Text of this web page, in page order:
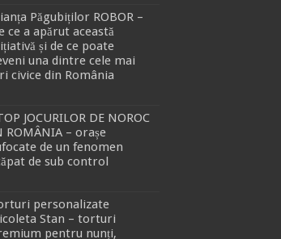
Păgubiților ROBOR –
ce a apărut această
și de ce poate
una dintre cele mai
civice din România
JOCURILOR DE NOROC
ROMÂNIA – orașe
de un fenomen
de sub control
personalizate
Stan – torturi
pentru nunți,